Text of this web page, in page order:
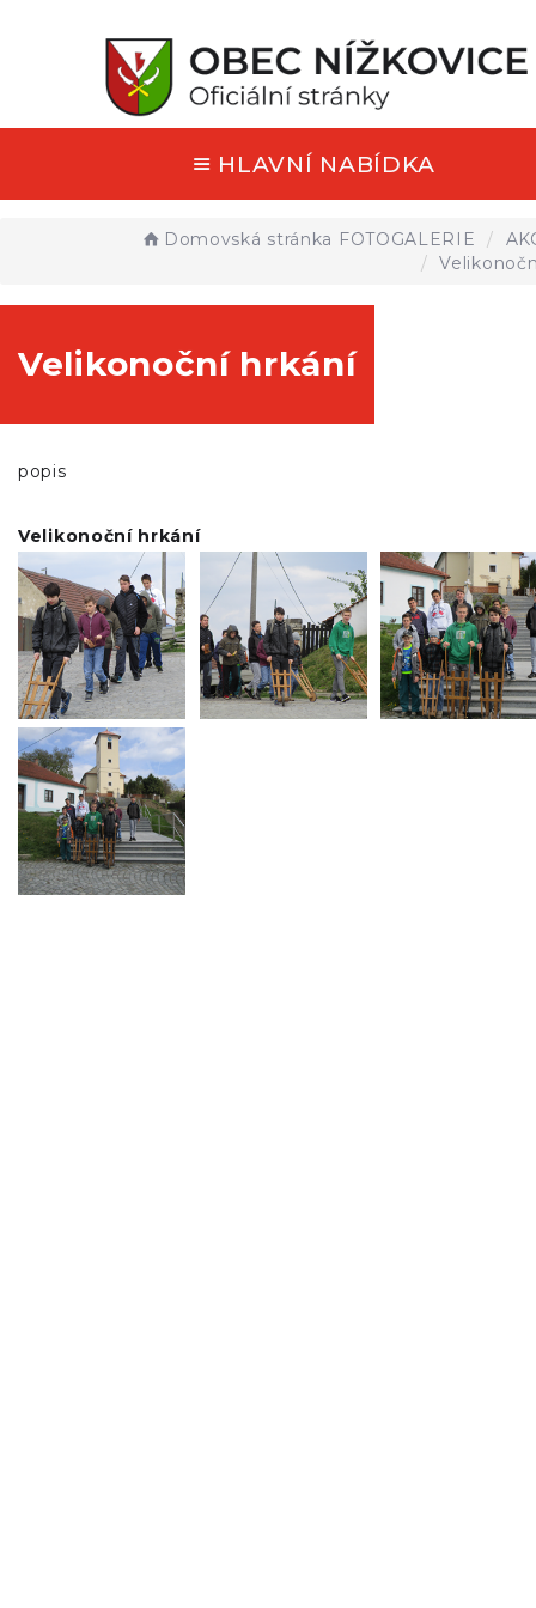
HLAVNÍ NABÍDKA
Domovská stránka FOTOGALERIE
Velikonoční hrkání
popis
Velikonoční hrkání